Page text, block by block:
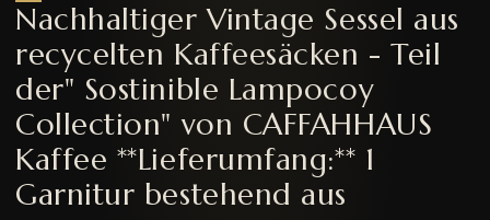
Nachhaltiger Vintage Sessel aus
recycelten Kaffeesäcken - Teil
der" Sostinible Lampocoy
Collection" von CAFFAHHAUS
Kaffee **Lieferumfang:** 1
Garnitur bestehend aus